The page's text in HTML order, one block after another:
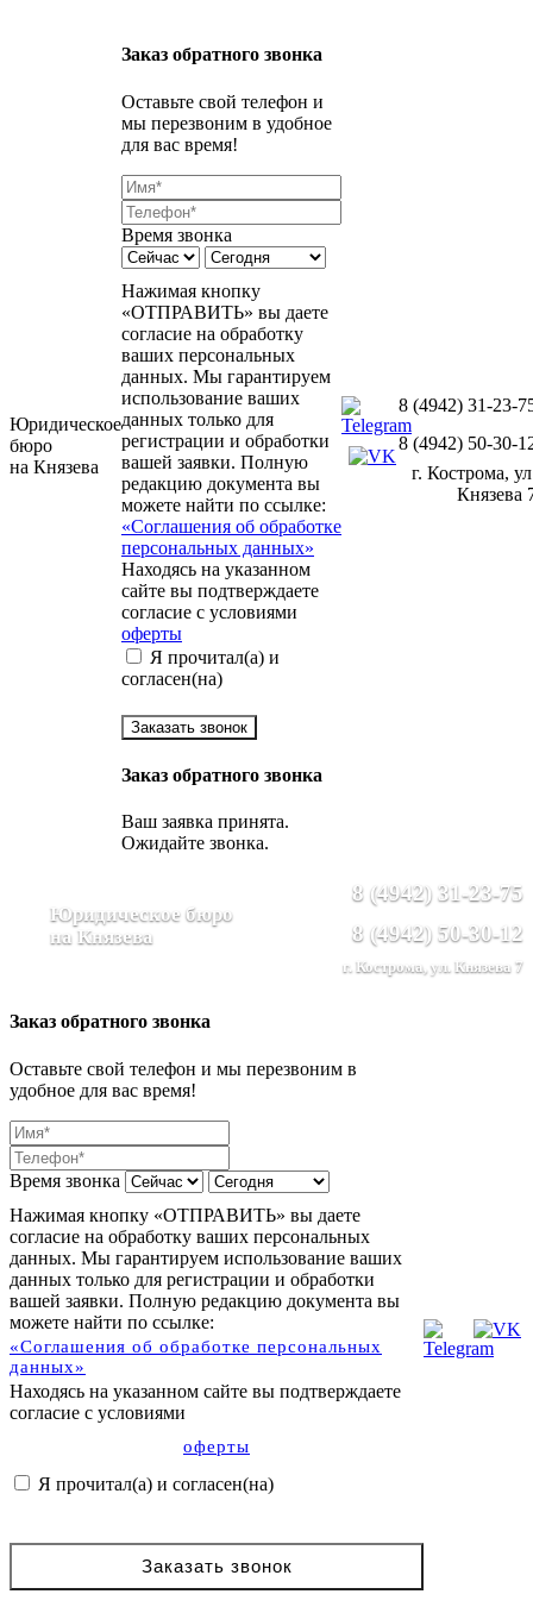
Юридическое
бюро
на Князева
Заказ обратного звонка
Оставьте свой телефон и
мы перезвоним в удобное
для вас время!
Время звонка
Нажимая кнопку
«ОТПРАВИТЬ» вы даете
согласие на обработку
ваших персональных
данных. Мы гарантируем
использование ваших
данных только для
регистрации и обработки
вашей заявки. Полную
редакцию документа вы
можете найти по ссылке:
«Соглашения об обработке
персональных данных»
Находясь на указанном
сайте вы подтверждаете
согласие с условиями
оферты
Я прочитал(а) и
согласен(на)
Заказать звонок
Заказ обратного звонка
Ваш заявка принята.
Ожидайте звонка.
8 (4942) 31-23-
8 (4942) 50-30-
г. Кострома,
Князева
Юридическое бюро
на Князева
8 (4942) 31-23-75
8 (4942) 50-30-12
г. Кострома, ул. Князева 7
Заказ обратного звонка
Оставьте свой телефон и мы перезвоним в
удобное для вас время!
Время звонка
Нажимая кнопку «ОТПРАВИТЬ» вы даете
согласие на обработку ваших персональных
данных. Мы гарантируем использование ваших
данных только для регистрации и обработки
вашей заявки. Полную редакцию документа вы
можете найти по ссылке:
«Соглашения об обработке персональных
данных»
Находясь на указанном сайте вы подтверждаете
согласие с условиями
оферты
Я прочитал(а) и согласен(на)
Заказать звонок